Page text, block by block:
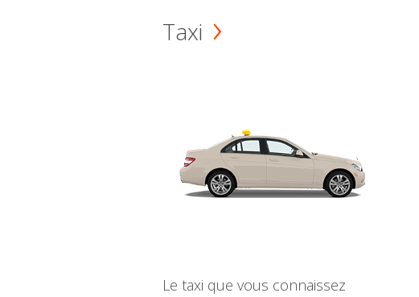
Taxi
Le taxi que vous connaissez